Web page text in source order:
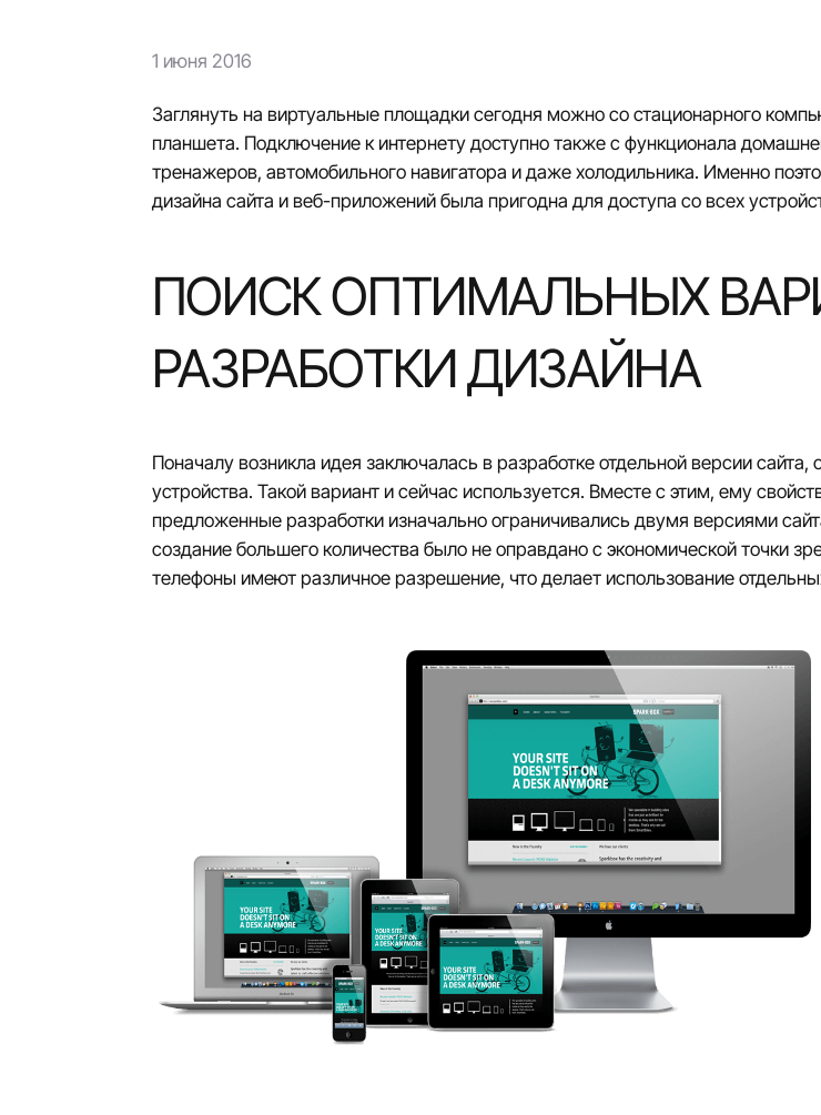
1 июня 2016
Заглянуть на виртуальные площадки сегодня можно со стационарного
планшета. Подключение к интернету доступно также с функционала
тренажеров, автомобильного навигатора и даже холодильника. Именно
дизайна сайта и веб-приложений была пригодна для доступа со всех
ПОИСК ОПТИМАЛЬНЫХ
РАЗРАБОТКИ ДИЗАЙНА
Поначалу возникла идея заключалась в разработке отдельной версии
устройства. Такой вариант и сейчас используется. Вместе с этим, ему
предложенные разработки изначально ограничивались двумя версиями
создание большего количества было не оправдано с экономической точки
телефоны имеют различное разрешение, что делает использование